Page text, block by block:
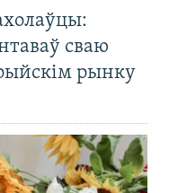
сваю
рынку